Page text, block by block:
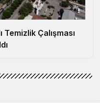
Çalışması